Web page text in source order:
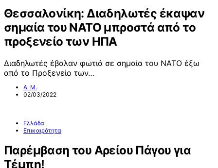
Θεσσαλονίκη: Διαδηλωτές έκαψαν
σημαία του ΝΑΤΟ μπροστά από το
προξενείο των ΗΠΑ
Διαδηλωτές έβαλαν φωτιά σε σημαία του ΝΑΤΟ έξω
από το Προξενείο των…
Α. Μ.
02/03/2022
Ελλάδα
Επικαιρότητα
Παρέμβαση του Αρείου Πάγου για
Τέμπη!